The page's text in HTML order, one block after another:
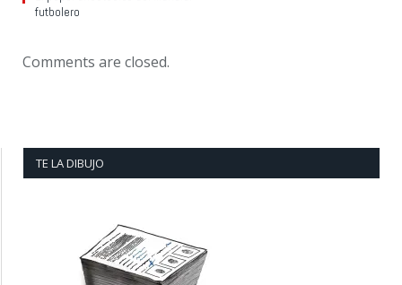
futbolero
Comments are closed.
TE LA DIBUJO